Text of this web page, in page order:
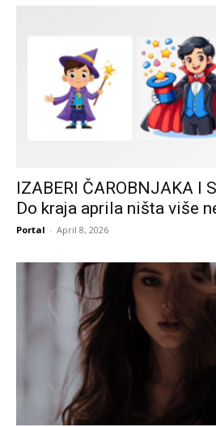
IZABERI ČAROBNJAKA I
Do kraja aprila ništa više
Portal - April 8, 2026